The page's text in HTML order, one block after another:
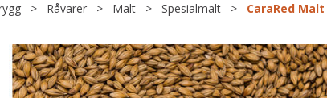
> Råvarer > Malt > Spesialmalt > CaraRed Malt